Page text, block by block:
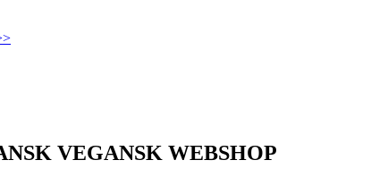
VEGANSK WEBSHOP